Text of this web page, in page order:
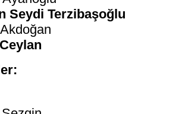
Seydi Terzibaşoğlu